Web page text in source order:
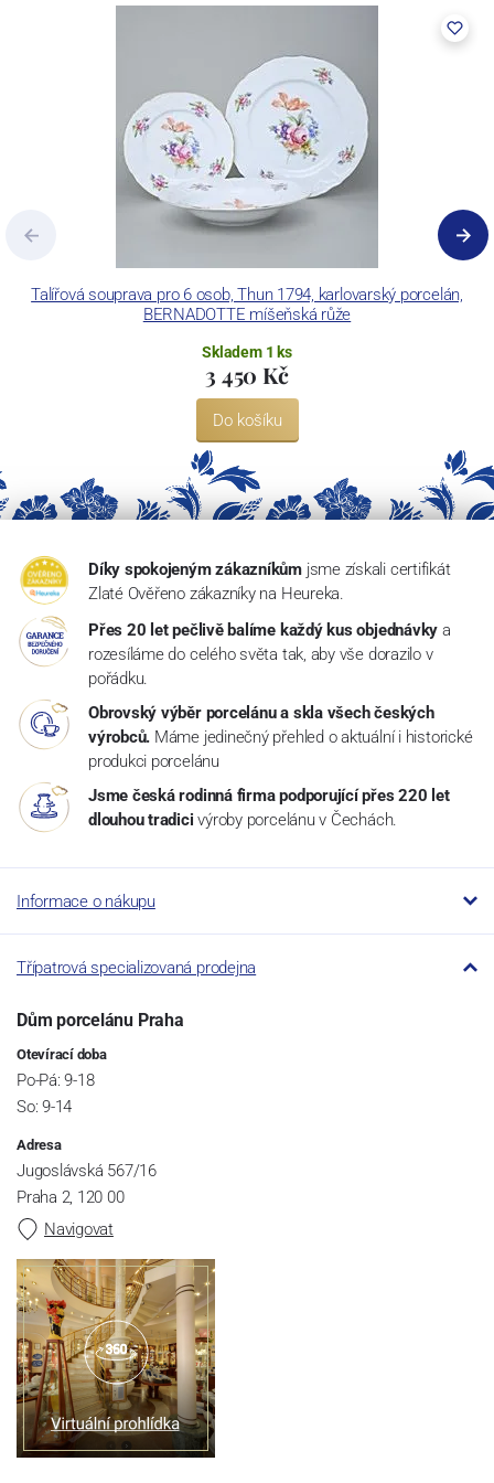
pecemi a vtavnou dekorační pecí. Závod je schopen dekorovat své
Concordia Lesov používá ochrannou známku LC a Thun Hotel &
Talířová souprava pro 6 osob, Thun 1794, karlovarský porcelán,
BERNADOTTE míšeňská růže
Skladem 1 ks
3 450 Kč
Do košíku
Díky spokojeným zákazníkům jsme získali certifikát
Zlaté Ověřeno zákazníky na Heureka.
Přes 20 let pečlivě balíme každý kus objednávky a
rozesíláme do celého světa tak, aby vše dorazilo v
pořádku.
Obrovský výběr porcelánu a skla všech českých
výrobců. Máme jedinečný přehled o aktuální i historické
produkci porcelánu
Jsme česká rodinná firma podporující přes 220 let
dlouhou tradici výroby porcelánu v Čechách.
Informace o nákupu
Třípatrová specializovaná prodejna
Dům porcelánu Praha
Otevírací doba
Po-Pá: 9-18
So: 9-14
Adresa
Jugoslávská 567/16
Praha 2, 120 00
Navigovat